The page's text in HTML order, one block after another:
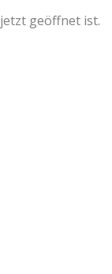
geöffnet ist.